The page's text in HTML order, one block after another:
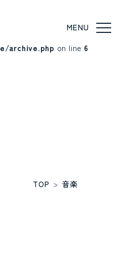
archive.php on line 6
TOP > 音楽